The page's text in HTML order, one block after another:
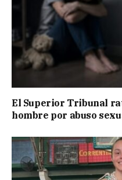
El Superior Tribunal
hombre por abuso